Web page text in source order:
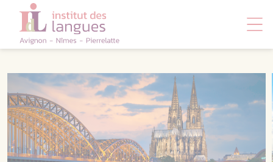
Panneau de gestion des cookies